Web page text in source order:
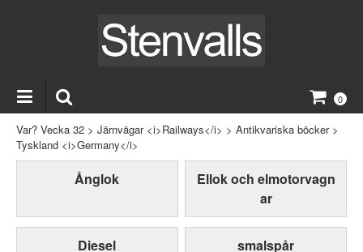
0
Var? Vecka 32 > Järnvägar <i>Railways</i> > Antikvariska böcker>
Tyskland <i>Germany</i>
Ånglok
Ellok och elmotorvagn
ar
Diesel smalspår